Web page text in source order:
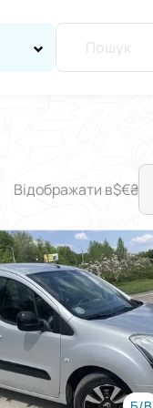
Пошук
Відображати в$€₴